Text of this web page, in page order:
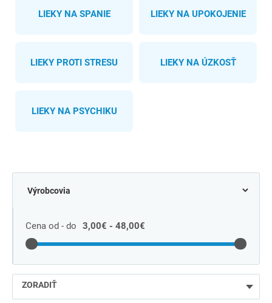
LIEKY NA SPANIE LIEKY NA UPOKOJENIE
LIEKY PROTI STRESU LIEKY NA ÚZKOSŤ
LIEKY NA PSYCHIKU
Cena od - do 3,00€ - 48,00€
ZORADIŤ